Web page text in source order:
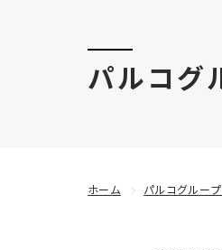
パルコグ
ホーム パルコグルー